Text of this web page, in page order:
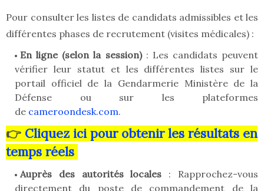
Pour consulter les listes de candidats admissibles et les
différentes phases de recrutement (visites médicales) :
En ligne (selon la session) : Les candidats peuvent
vérifier leur statut et les différentes listes sur le
portail officiel de la Gendarmerie Ministère de la
Défense ou sur les plateformes
de cameroondesk.com.
👉 Cliquez ici pour obtenir les résultats en
temps réels
Auprès des autorités locales : Rapprochez-vous
directement du poste de commandement de la